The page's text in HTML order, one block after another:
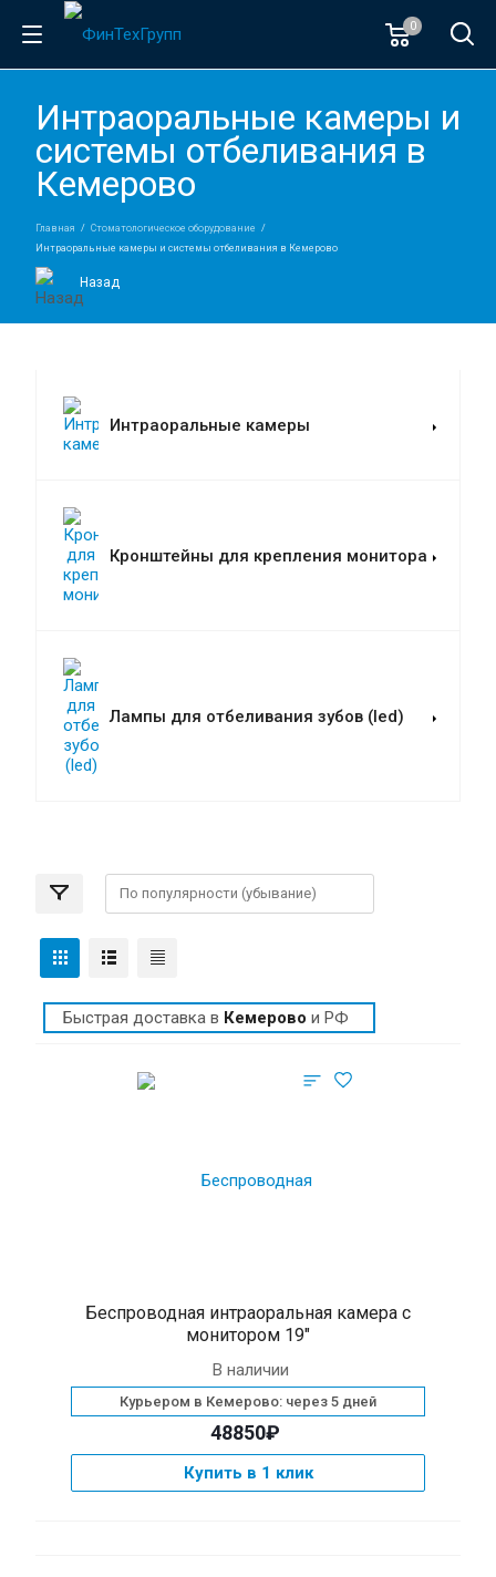
0
Интраоральные камеры и
системы отбеливания в
Кемерово
Главная
Стоматологическое оборудование
Интраоральные камеры и системы отбеливания в Кемерово
Назад
Интраоральные камеры
Кронштейны для крепления монитора
Лампы для отбеливания зубов (led)
Быстрая доставка в Кемерово и РФ
Беспроводная интраоральная камера с
монитором 19″
В наличии
Курьером в Кемерово: через 5 дней
48850₽
Купить в 1 клик